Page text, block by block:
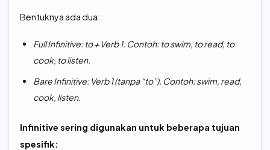
Bentuknya ada dua:
Full Infinitive: to + Verb 1. Contoh: to swim, to read, to
cook, to listen.
Bare Infinitive: Verb 1 (tanpa “to”). Contoh: swim, read,
cook, listen.
Infinitive sering digunakan untuk beberapa tujuan
spesifik: